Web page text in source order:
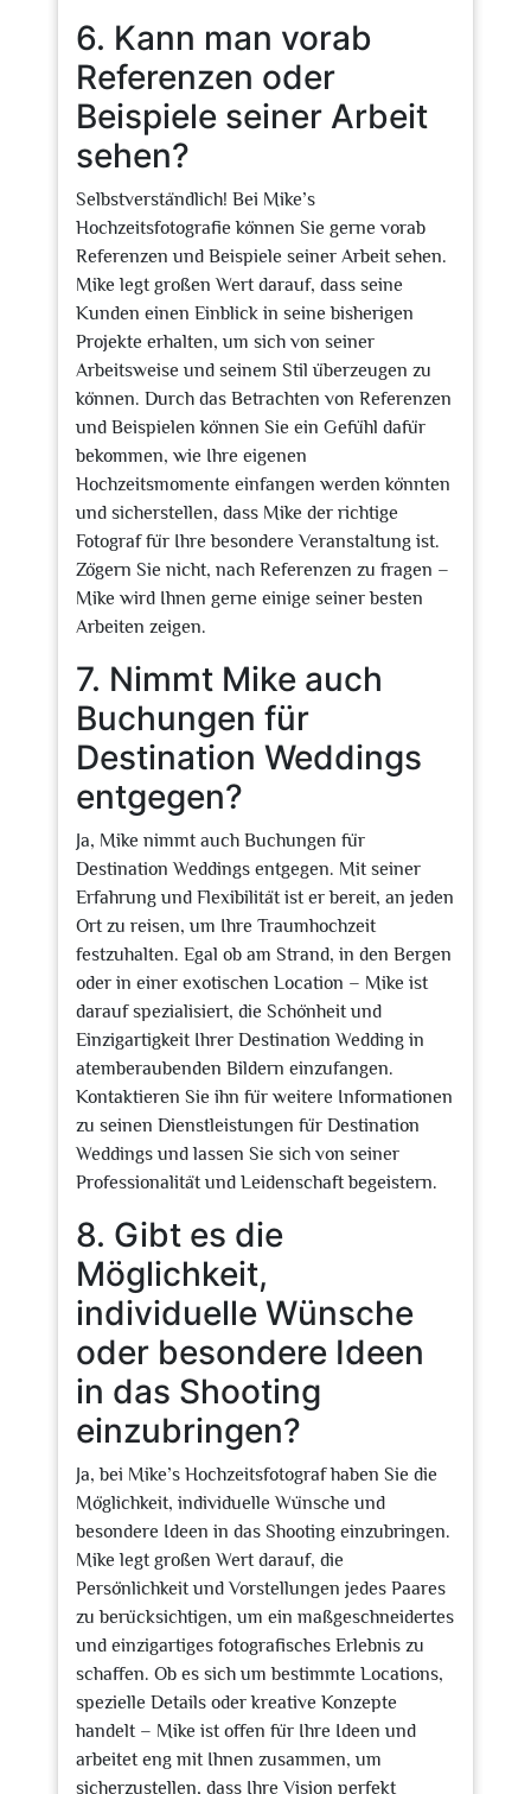
6. Kann man vorab
Referenzen oder
Beispiele seiner Arbeit
sehen?
Selbstverständlich! Bei Mike’s
Hochzeitsfotografie können Sie gerne vorab
Referenzen und Beispiele seiner Arbeit sehen.
Mike legt großen Wert darauf, dass seine
Kunden einen Einblick in seine bisherigen
Projekte erhalten, um sich von seiner
Arbeitsweise und seinem Stil überzeugen zu
können. Durch das Betrachten von Referenzen
und Beispielen können Sie ein Gefühl dafür
bekommen, wie Ihre eigenen
Hochzeitsmomente einfangen werden könnten
und sicherstellen, dass Mike der richtige
Fotograf für Ihre besondere Veranstaltung ist.
Zögern Sie nicht, nach Referenzen zu fragen –
Mike wird Ihnen gerne einige seiner besten
Arbeiten zeigen.
7. Nimmt Mike auch
Buchungen für
Destination Weddings
entgegen?
Ja, Mike nimmt auch Buchungen für
Destination Weddings entgegen. Mit seiner
Erfahrung und Flexibilität ist er bereit, an jeden
Ort zu reisen, um Ihre Traumhochzeit
festzuhalten. Egal ob am Strand, in den Bergen
oder in einer exotischen Location – Mike ist
darauf spezialisiert, die Schönheit und
Einzigartigkeit Ihrer Destination Wedding in
atemberaubenden Bildern einzufangen.
Kontaktieren Sie ihn für weitere Informationen
zu seinen Dienstleistungen für Destination
Weddings und lassen Sie sich von seiner
Professionalität und Leidenschaft begeistern.
8. Gibt es die
Möglichkeit,
individuelle Wünsche
oder besondere Ideen
in das Shooting
einzubringen?
Ja, bei Mike’s Hochzeitsfotograf haben Sie die
Möglichkeit, individuelle Wünsche und
besondere Ideen in das Shooting einzubringen.
Mike legt großen Wert darauf, die
Persönlichkeit und Vorstellungen jedes Paares
zu berücksichtigen, um ein maßgeschneidertes
und einzigartiges fotografisches Erlebnis zu
schaffen. Ob es sich um bestimmte Locations,
spezielle Details oder kreative Konzepte
handelt – Mike ist offen für Ihre Ideen und
arbeitet eng mit Ihnen zusammen, um
sicherzustellen, dass Ihre Vision perfekt